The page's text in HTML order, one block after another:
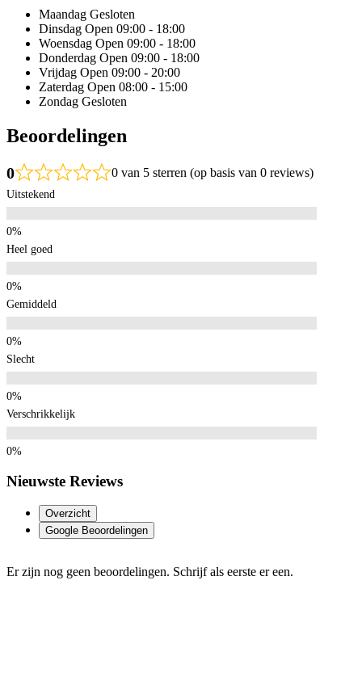
Maandag Gesloten
Dinsdag Open 09:00 - 18:00
Woensdag Open 09:00 - 18:00
Donderdag Open 09:00 - 18:00
Vrijdag Open 09:00 - 20:00
Zaterdag Open 08:00 - 15:00
Zondag Gesloten
Beoordelingen
0 0 van 5 sterren (op basis van 0 reviews)
Uitstekend
Heel goed
Gemiddeld
Slecht
Verschrikkelijk
Nieuwste Reviews
Overzicht
Google Beoordelingen
Er zijn nog geen beoordelingen. Schrijf als eerste er een.